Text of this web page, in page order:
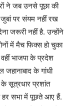
ने जब उनसे पूछा की
पर संयम नहीं रख
जरूरी नहीं है. उन्होंने
में मैच फिक्स हो चुका
भाजपा के प्रदेश
जहानाबाद के गांधी
के सूत्रधार प्रशांत
हर सभा में पूछते आए हैं.